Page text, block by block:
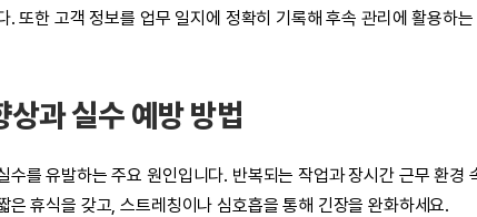
. 또한 고객 정보를 업무 일지에 정확히 기록해 후속 관리에 활용하
상과 실수 예방 방법
수를 유발하는 주요 원인입니다. 반복되는 작업과 장시간 근무 환
은 휴식을 갖고, 스트레칭이나 심호흡을 통해 긴장을 완화하세요.